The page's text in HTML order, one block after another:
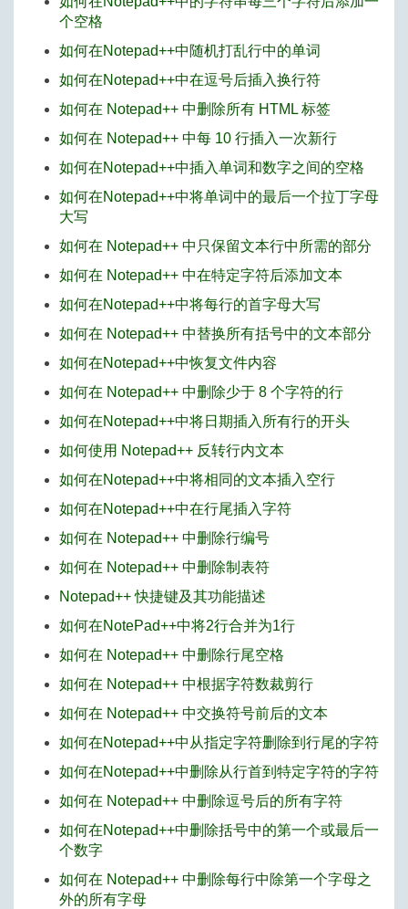
个空格
如何在Notepad++中随机打乱行中的单词
如何在Notepad++中在逗号后插入换行符
如何在 Notepad++ 中删除所有 HTML 标签
如何在 Notepad++ 中每 10 行插入一次新行
如何在Notepad++中插入单词和数字之间的空格
如何在Notepad++中将单词中的最后一个拉丁字母
大写
如何在 Notepad++ 中只保留文本行中所需的部分
如何在 Notepad++ 中在特定字符后添加文本
如何在Notepad++中将每行的首字母大写
如何在 Notepad++ 中替换所有括号中的文本部分
如何在Notepad++中恢复文件内容
如何在 Notepad++ 中删除少于 8 个字符的行
如何在Notepad++中将日期插入所有行的开头
如何使用 Notepad++ 反转行内文本
如何在Notepad++中将相同的文本插入空行
如何在Notepad++中在行尾插入字符
如何在 Notepad++ 中删除行编号
如何在 Notepad++ 中删除制表符
Notepad++ 快捷键及其功能描述
如何在NotePad++中将2行合并为1行
如何在 Notepad++ 中删除行尾空格
如何在 Notepad++ 中根据字符数裁剪行
如何在 Notepad++ 中交换符号前后的文本
如何在Notepad++中从指定字符删除到行尾的字符
如何在Notepad++中删除从行首到特定字符的字符
如何在 Notepad++ 中删除逗号后的所有字符
如何在Notepad++中删除括号中的第一个或最后一
个数字
如何在 Notepad++ 中删除每行中除第一个字母之
外的所有字母